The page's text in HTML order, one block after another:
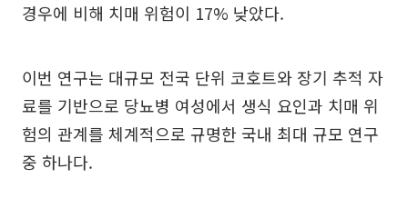
경우에 비해 치매 위험이 17% 낮았다.
이번 연구는 대규모 전국 단위 코호트와 장기 추적 자
료를 기반으로 당뇨병 여성에서 생식 요인과 치매 위
험의 관계를 체계적으로 규명한 국내 최대 규모 연구
중 하나다.